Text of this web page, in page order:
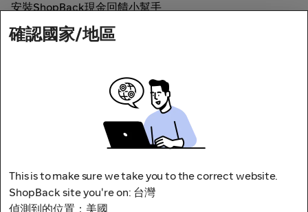
安裝ShopBack現金回饋小幫手
如何運作
確認國家/地區
This is to make sure we take you to the correct website.
ShopBack site you're on: 台灣
偵測到的位置：美國